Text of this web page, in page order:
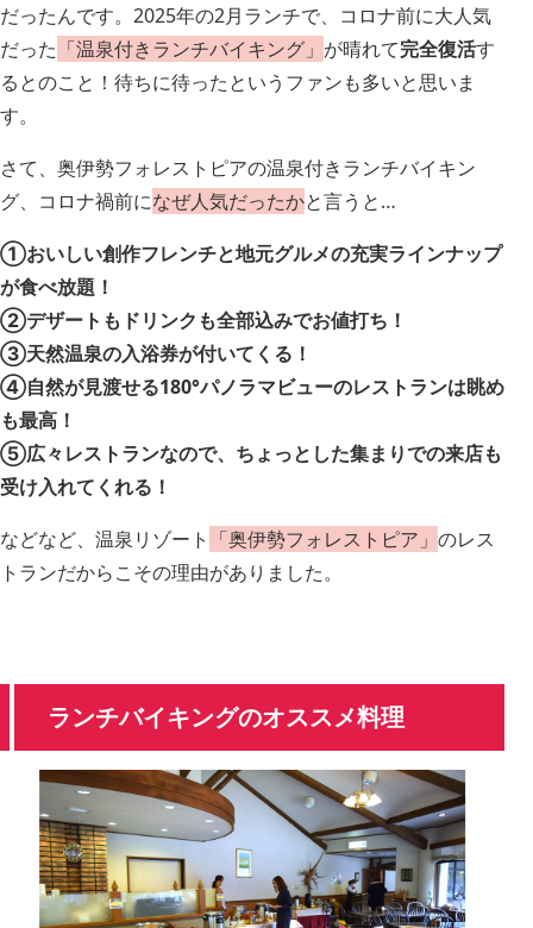
だったんです。2025年の2月ランチで、コロナ前に大人気
だった 「温泉付きランチバイキング」 が晴れて完全復活す
るとのこと！待ちに待ったというファンも多いと思いま
す。
さて、奥伊勢フォレストピアの温泉付きランチバイキン
グ、コロナ禍前になぜ人気だったかと言うと…
①おいしい創作フレンチと地元グルメの充実ラインナップ
が食べ放題！
②デザートもドリンクも全部込みでお値打ち！
③天然温泉の入浴券が付いてくる！
④自然が見渡せる180°パノラマビューのレストランは眺め
も最高！
⑤広々レストランなので、ちょっとした集まりでの来店も
受け入れてくれる！
などなど、温泉リゾート 「奥伊勢フォレストピア」 のレス
トランだからこその理由がありました。
ランチバイキングのオススメ料理